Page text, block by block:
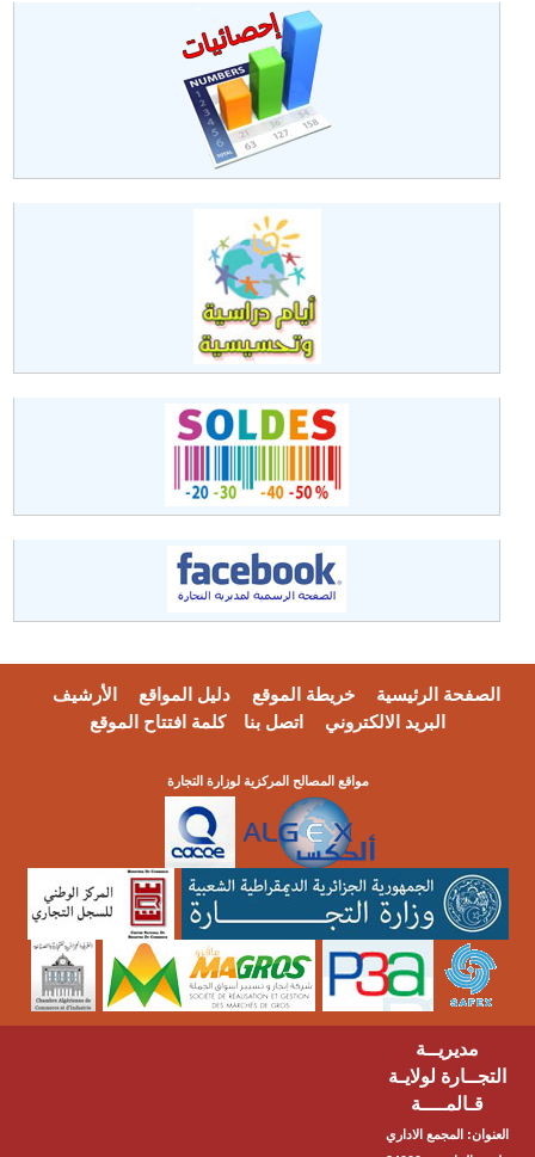
الصفحة الرئيسية خريطة الموقع دليل المواقع
الأرشيف
البريد الالكتروني
اتصل بنا كلمة افتتاح الموقع
مواقع المصالح المركزية لوزارة التجارة
مديريــة
التجــارة لولايـة
قـالمــــة
العنوان: المجمع الاداري